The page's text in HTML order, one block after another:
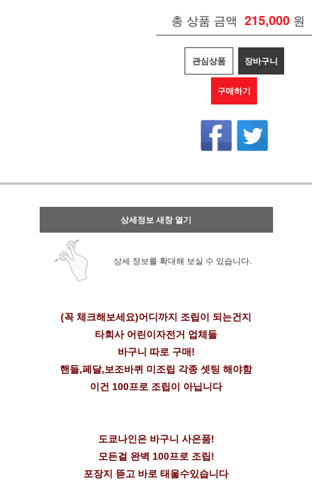
총 상품 금액 215,000 원
관심상품 장바구니
구매하기
상세정보 새창 열기
상세 정보를 확대해 보실 수 있습니다.
(꼭 체크해보세요)어디까지 조립이 되는건지
타회사 어린이자전거 업체들
바구니 따로 구매!
핸들,페달,보조바퀴 미조립 각종 셋팅 해야함
이건 100프로 조립이 아닙니다
도쿄나인은 바구니 사은품!
모든걸 완벽 100프로 조립!
포장지 뜯고 바로 태울수있습니다